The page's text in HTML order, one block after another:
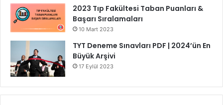
2023 Tıp Fakültesi Taban Puanları &
Başarı Sıralamaları
10 Mart 2023
TYT Deneme Sınavları PDF | 2024’ün En
Büyük Arşivi
17 Eylül 2023